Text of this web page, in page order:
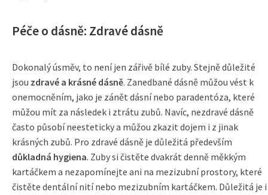
Péče o dásně: Zdravé dásně
Dokonalý úsměv, to není jen zářivě bílé zuby. Stejně důležité
jsou zdravé a krásné dásně. Zanedbané dásně můžou vést k
onemocněním, jako je zánět dásní nebo paradentóza, které
můžou mít za následek i ztrátu zubů. Navíc, nezdravé dásně
často působí neesteticky a můžou zkazit dojem i z jinak
krásných zubů. Pro zdravé dásně je důležitá především
důkladná hygiena. Zuby si čistěte dvakrát denně měkkým
kartáčkem a nezapomínejte ani na mezizubní prostory, které
čistěte dentální nití nebo mezizubním kartáčkem. Důležitá je i